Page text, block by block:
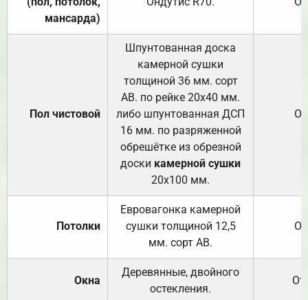
мансарда)
Пол чистовой
Шпунтованная доска
камерной сушки
толщиной 36 мм. сорт
АВ. по рейке 20х40 мм.
либо шпунтованная ДСП
16 мм. по разряженной
обрешётке из обрезной
доски камерной сушки
20х100 мм.
Потолки
Евровагонка камерной
сушки толщиной 12,5
мм. сорт АВ.
Окна
Деревянные, двойного
остекления.